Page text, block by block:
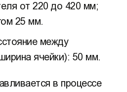
от 220 до 420 мм;
25 мм.
между
ячейки): 50 мм.
в процессе